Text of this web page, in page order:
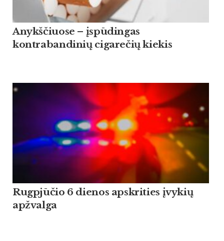
Anykščiuose – įspūdingas
kontrabandinių cigarečių kiekis
Rugpjūčio 6 dienos apskrities įvykių
apžvalga